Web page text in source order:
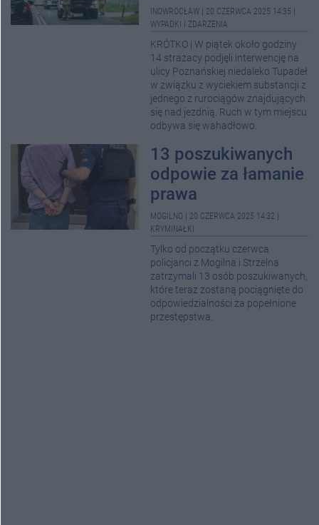
INOWROCŁAW 20 CZERWCA 2025 14:35
WYPADKI I ZDARZENIA
KRÓTKO | W piątek około godziny
14 strażacy podjęli interwencję na
ulicy Poznańskiej niedaleko Tupadeł
w związku z wyciekiem substancji z
jednego z rurociągów znajdujących
się nad jezdnią. Ruch w tym miejscu
odbywa się wahadłowo.
13 poszukiwanych
odpowie za łamanie
prawa
MOGILNO 20 CZERWCA 2025 14:32
KRYMINAŁKI
Tylko od początku czerwca
policjanci z Mogilna i Strzelna
zatrzymali 13 osób poszukiwanych,
które teraz zostaną pociągnięte do
odpowiedzialności za popełnione
przestępstwa.